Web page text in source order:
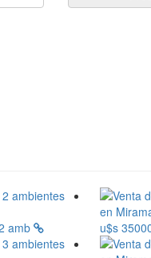
amb u$s